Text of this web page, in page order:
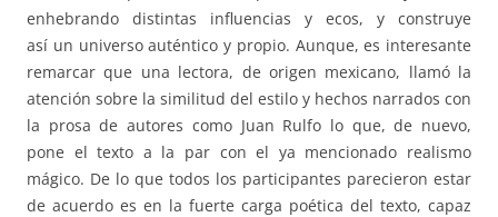
enhebrando distintas influencias y ecos, y construye
así un universo auténtico y propio. Aunque, es interesante
remarcar que una lectora, de origen mexicano, llamó la
atención sobre la similitud del estilo y hechos narrados con
la prosa de autores como Juan Rulfo lo que, de nuevo,
pone el texto a la par con el ya mencionado realismo
mágico. De lo que todos los participantes parecieron estar
de acuerdo es en la fuerte carga poética del texto, capaz